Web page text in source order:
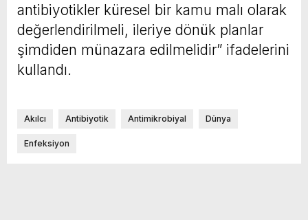
antibiyotikler küresel bir kamu malı olarak
değerlendirilmeli, ileriye dönük planlar
şimdiden münazara edilmelidir” ifadelerini
kullandı.
Akılcı Antibiyotik Antimikrobiyal Dünya
Enfeksiyon